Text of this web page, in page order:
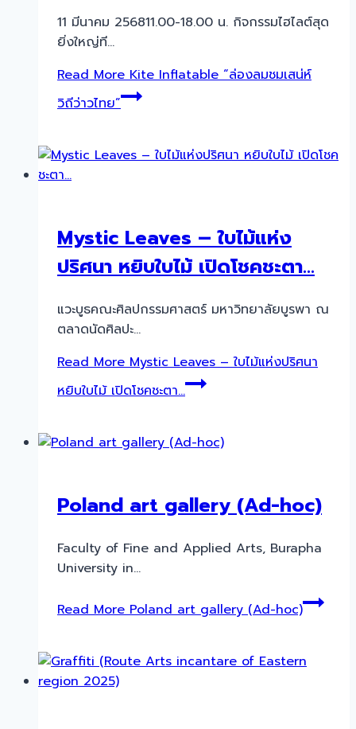
11 มีนาคม 256811.00-18.00 น. กิจกรรมไฮไลต์สุด
ยิ่งใหญ่ที…
Read MoreKite Inflatable “ล่องลมชมเสน่ห์
วิถีว่าวไทย”
Mystic Leaves – ใบไม้แห่ง
ปริศนา หยิบใบไม้ เปิดโชคชะตา…
แวะบูธคณะศิลปกรรมศาสตร์ มหาวิทยาลัยบูรพา ณ
ตลาดนัดศิลปะ…
Read MoreMystic Leaves – ใบไม้แห่งปริศนา
หยิบใบไม้ เปิดโชคชะตา…
Poland art gallery (Ad-hoc)
Faculty of Fine and Applied Arts, Burapha
University in…
Read MorePoland art gallery (Ad-hoc)